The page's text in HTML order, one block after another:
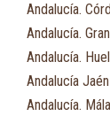
Andalucía.
Andalucía.
Andalucía.
Andalucía Jaén
Andalucía.